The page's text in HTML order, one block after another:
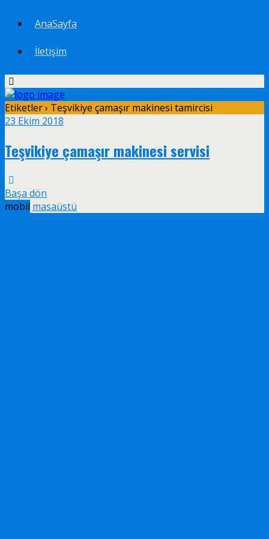
AnaSayfa
İletişim
Etiketler › Teşvikiye çamaşır makinesi tamircisi
23 Ekim 2018
Teşvikiye çamaşır makinesi servisi
Başa dön
mobil masaüstü